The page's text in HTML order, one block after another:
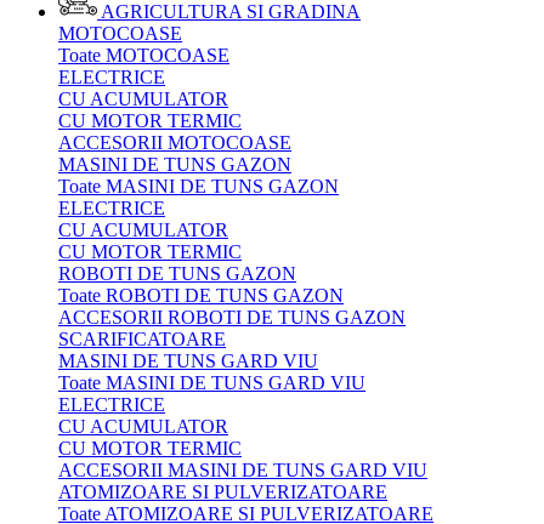
AGRICULTURA SI GRADINA
MOTOCOASE
Toate MOTOCOASE
ELECTRICE
CU ACUMULATOR
CU MOTOR TERMIC
ACCESORII MOTOCOASE
MASINI DE TUNS GAZON
Toate MASINI DE TUNS GAZON
ELECTRICE
CU ACUMULATOR
CU MOTOR TERMIC
ROBOTI DE TUNS GAZON
Toate ROBOTI DE TUNS GAZON
ACCESORII ROBOTI DE TUNS GAZON
SCARIFICATOARE
MASINI DE TUNS GARD VIU
Toate MASINI DE TUNS GARD VIU
ELECTRICE
CU ACUMULATOR
CU MOTOR TERMIC
ACCESORII MASINI DE TUNS GARD VIU
ATOMIZOARE SI PULVERIZATOARE
Toate ATOMIZOARE SI PULVERIZATOARE